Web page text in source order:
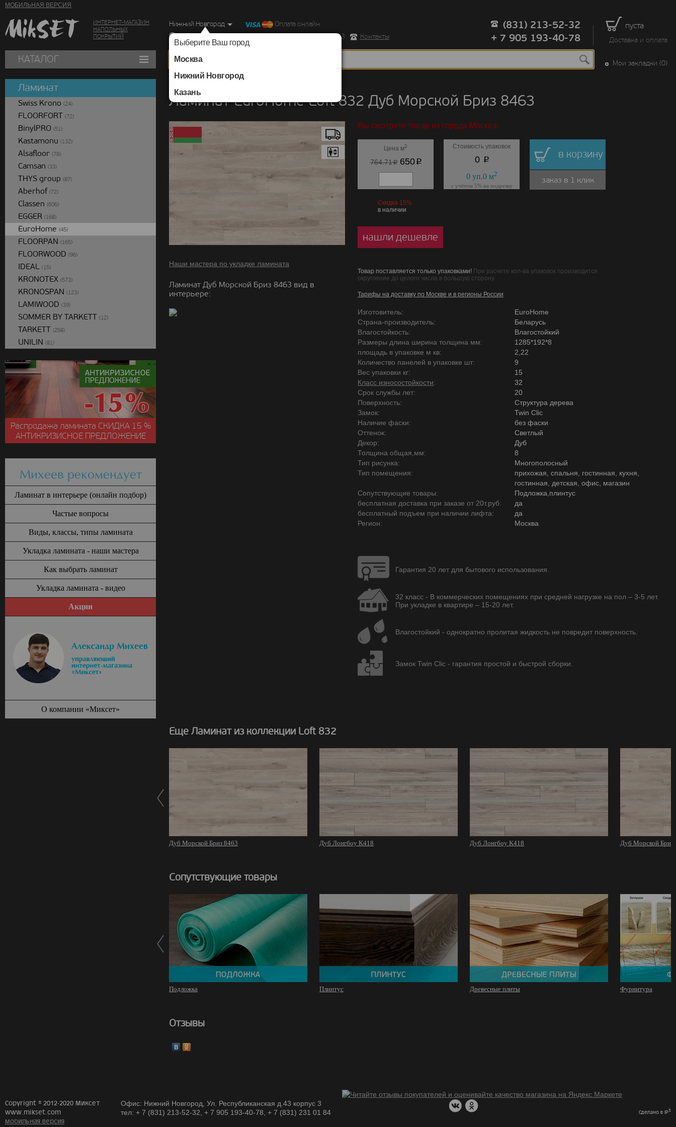
МОБИЛЬНАЯ ВЕРСИЯ
ИНТЕРНЕТ-МАГАЗИН
НАПОЛЬНЫХ
ПОКРЫТИЙ
пуста
Доставка и оплата
Нижний Новгород
Выберите Ваш город
Москва
Нижний Новгород
Казань
Оплата онлайн
г. Нижний Новгород, Ул. Республиканская д.43 корпус 3
Контакты
(831) 213-52-32
+ 7 905 193-40-78
КАТАЛОГ Мои закладки (0)
Ламинат EuroHome Loft 832 Дуб Морской Бриз 8463
Наши мастера по укладке ламината
Ламинат Дуб Морской Бриз 8463 вид в
интерьере:
Вы смотрите товар из города Москва.
Цена м2
764.71p650p
Стоимость упаковок
0 p
0уп.0м2
с учётом 5% на подрезку
в корзину
заказ в 1 клик
Скидка 15%
в наличии
нашли дешевле
Товар поставляется только упаковками! При расчете кол-ва упаковок производится
округление до целого числа в большую сторону.
Тарифы на доставку по Москве и в регионы России
Изготовитель:
EuroHome
Страна-производитель:
Беларусь
Влагостойкость:
Влагостойкий
Размеры длина ширина толщина мм:
1285*192*8
площадь в упаковке м кв:
2,22
Количество панелей в упаковке шт:
9
Вес упаковки кг:
15
Класс износостойкости:
32
Срок службы лет:
20
Поверхность:
Структура дерева
Замок:
Twin Clic
Наличие фаски:
без фаски
Оттенок:
Светлый
Декор:
Дуб
Толщина общая,мм:
8
Тип рисунка:
Многополосный
Тип помещения:
прихожая, спальня, гостинная, кухня,
гостинная, детская, офис, магазин
Сопутствующие товары:
Подложка,плинтус
бесплатная доставка при заказе от 20т.руб:
да
бесплатный подъем при наличии лифта:
да
Регион:
Москва
Гарантия 20 лет для бытового использования.
32 класс - В коммерческих помещениях при средней нагрузке на пол – 3-5 лет.
При укладке в квартире – 15-20 лет.
Влагостойкий - однократно пролитая жидкость не повредит поверхность.
Замок Twin Clic - гарантия простой и быстрой сборки.
Еще Ламинат из коллекции Loft 832
Дуб Морской Бриз 8463 Дуб Лонгбоу K418 Дуб Лонгбоу K418 Дуб Морской Бриз
Сопутствующие товары
Подложка Плинтус Древесные плиты Фурнитура
Отзывы
Ламинат
Swiss Krono (24)
FLOORFORT (72)
BinylPRO (51)
Kastamonu (132)
Alsafloor (78)
Camsan (33)
THYS group (87)
Aberhof (72)
Classen (606)
EGGER (168)
EuroHome (45)
FLOORPAN (165)
FLOORWOOD (96)
IDEAL (15)
KRONOTEX (573)
KRONOSPAN (123)
LAMIWOOD (39)
SOMMER BY TARKETT (12)
TARKETT (258)
UNILIN (81)
Распродажа ламината СКИДКА15 %
АНТИКРИЗИСНОЕ ПРЕДЛОЖЕНИЕ
Михеев рекомендует
Ламинат в интерьере (онлайн подбор)
Частые вопросы
Виды, классы, типы ламината
Укладка ламината - наши мастера
Как выбрать ламинат
Укладка ламината - видео
Акции
О компании «Миксет»
Copyright © 2012-2020 Миксет
www.mikset.com
мобильная версия
Офис: Нижний Новгород, Ул. Республиканская д.43 корпус 3
тел: + 7 (831) 213-52-32, + 7 905 193-40-78, + 7 (831) 231 01 84
Сделано в IP3